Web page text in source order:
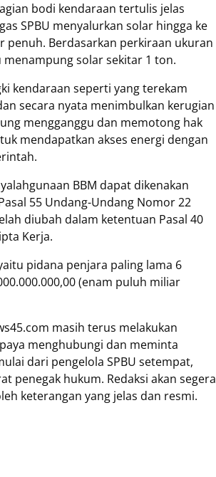
bodi kendaraan tertulis jelas
SPBU menyalurkan solar hingga ke
penuh. Berdasarkan perkiraan ukuran
solar sekitar 1 ton.
kendaraan seperti yang terekam
secara nyata menimbulkan kerugian
mengganggu dan memotong hak
mendapatkan akses energi dengan
BBM dapat dikenakan
55 Undang-Undang Nomor 22
diubah dalam ketentuan Pasal 40
Kerja.
pidana penjara paling lama 6
(enam puluh miliar
masih terus melakukan
menghubungi dan meminta
dari pengelola SPBU setempat,
penegak hukum. Redaksi akan segera
keterangan yang jelas dan resmi.